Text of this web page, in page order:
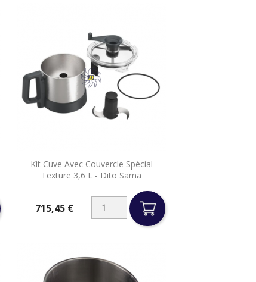
Kit Cuve Avec Couvercle Spécial
Texture 3,6 L - Dito Sama
715,45 €
Aperçu rapide